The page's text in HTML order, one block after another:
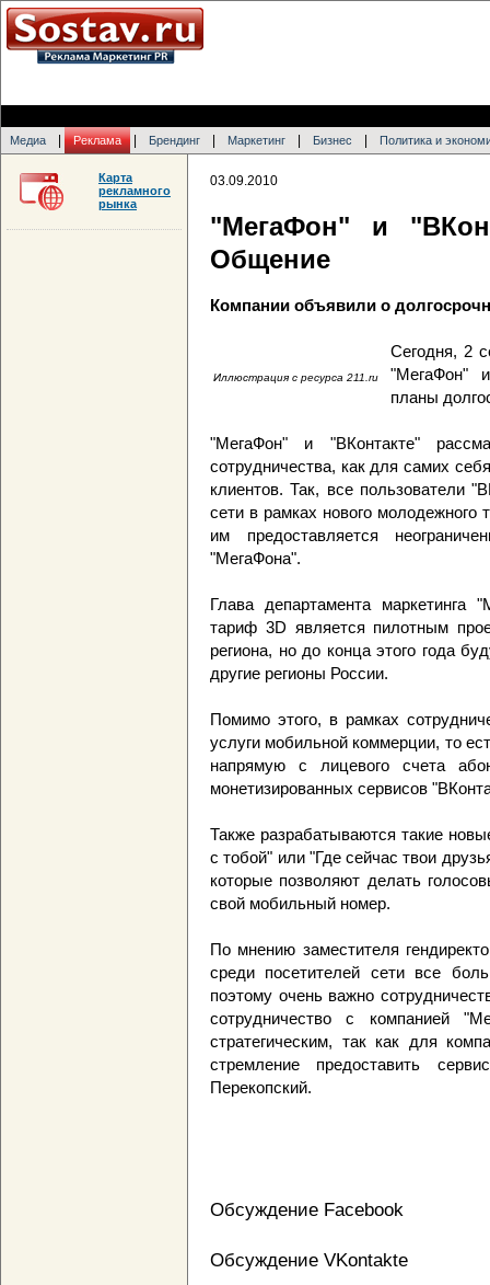
Медиа Реклама Брендинг Маркетинг Бизнес Политика и
03.09.2010
"МегаФон" и
Общение
Компании объявили о
Иллюстрация с ресурса 211.ru
Сегодня, 2
"МегаФон"
планы
"МегаФон" и "ВКонтакте"
сотрудничества, как для самих
клиентов. Так, все пользователи
сети в рамках нового
им предоставляется
"МегаФона".
Глава департамента маркетинга
тариф 3D является пилотным
региона, но до конца этого года
другие регионы России.
Помимо этого, в рамках
услуги мобильной коммерции, то
напрямую с лицевого счета
монетизированных сервисов
Также разрабатываются такие
с тобой" или "Где сейчас твои
которые позволяют делать
свой мобильный номер.
По мнению заместителя
среди посетителей сети все
поэтому очень важно
сотрудничество с компанией
стратегическим, так как для
стремление предоставить
Перекопский.
Обсуждение Facebook
Обсуждение VKontakte
Карта
рекламного
рынка